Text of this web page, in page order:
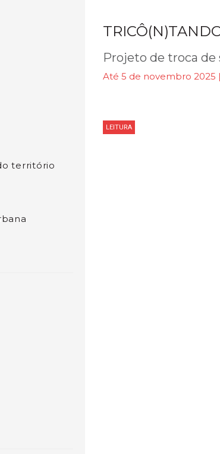
território
Projeto de troca de
Até 5 de novembro 2025
LEITURA